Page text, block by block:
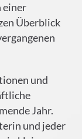
Überblick
und
Jahr.
und jeder